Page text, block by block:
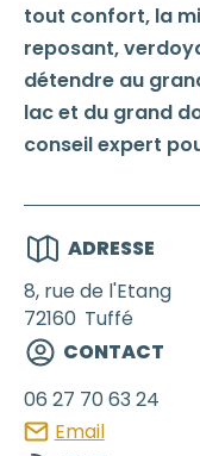
tout confort, la
reposant,
détendre au
lac et du grand
conseil expert
ADRESSE
8, rue de l'Etang
72160 Tuffé
CONTACT
06 27 70 63 24
Email